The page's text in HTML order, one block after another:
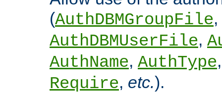
(AuthDBMGroupFile,
AuthDBMUserFile,
AuthName, AuthType
Require, etc.).